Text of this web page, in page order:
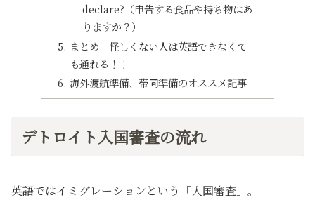
declare?（申告する食品や持ち物はあ
りますか？）
まとめ 怪しくない人は英語できなくて
も通れる！！
海外渡航準備、帯同準備のオススメ記事
デトロイト入国審査の流れ
英語ではイミグレーションという「入国審査」。